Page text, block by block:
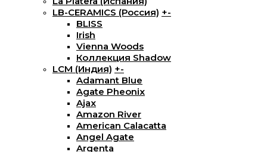
LB-CERAMICS (Россия) +-
BLISS
Irish
Vienna Woods
Коллекция Shadow
LCM (Индия) +-
Adamant Blue
Agate Pheonix
Ajax
Amazon River
American Calacatta
Angel Agate
Argenta